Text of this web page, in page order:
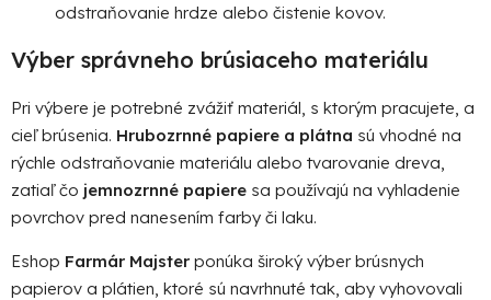
odstraňovanie hrdze alebo čistenie kovov.
Výber správneho brúsiaceho materiálu
Pri výbere je potrebné zvážiť materiál, s ktorým pracujete, a
cieľ brúsenia. Hrubozrnné papiere a plátna sú vhodné na
rýchle odstraňovanie materiálu alebo tvarovanie dreva,
zatiaľ čo jemnozrnné papiere sa používajú na vyhladenie
povrchov pred nanesením farby či laku.
Eshop Farmár Majster ponúka široký výber brúsnych
papierov a plátien, ktoré sú navrhnuté tak, aby vyhovovali